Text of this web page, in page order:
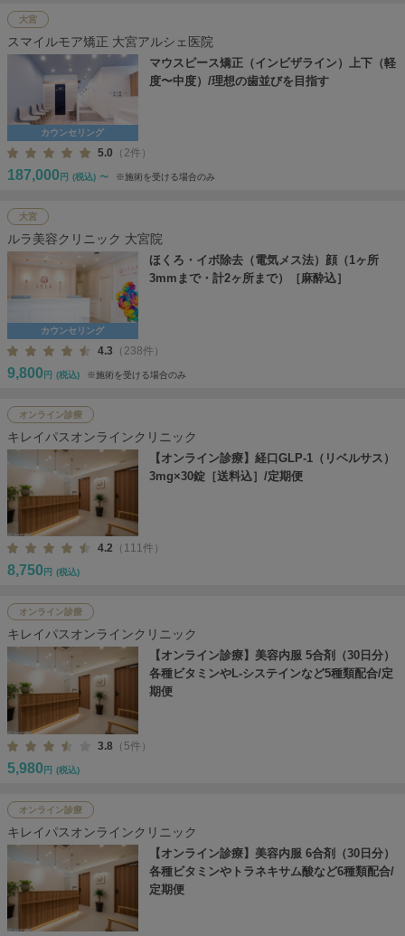
大宮
スマイルモア矯正 大宮アルシェ医院
カウンセリング
マウスピース矯正（インビザライン）上下（軽
度〜中度）/理想の歯並びを目指す
5.0 （2件）
187,000 円 (税込) 〜 ※施術を受ける場合のみ
大宮
ルラ美容クリニック 大宮院
カウンセリング
ほくろ・イボ除去（電気メス法）顔（1ヶ所
3mmまで・計2ヶ所まで）［麻酔込］
4.3 （238件）
9,800 円 (税込) ※施術を受ける場合のみ
オンライン診療
キレイパスオンラインクリニック
【オンライン診療】経口GLP-1（リベルサス）
3mg×30錠［送料込］/定期便
4.2 （111件）
8,750 円 (税込)
オンライン診療
キレイパスオンラインクリニック
【オンライン診療】美容内服 5合剤（30日分）
各種ビタミンやL-システインなど5種類配合/定
期便
3.8 （5件）
5,980 円 (税込)
オンライン診療
キレイパスオンラインクリニック
【オンライン診療】美容内服 6合剤（30日分）
各種ビタミンやトラネキサム酸など6種類配合/
定期便